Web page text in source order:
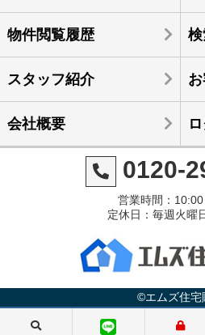
物件閲覧履歴
スタッフ紹介
会社概要
0120-
営業時間：
定休日：毎週火曜
©エムズ住宅